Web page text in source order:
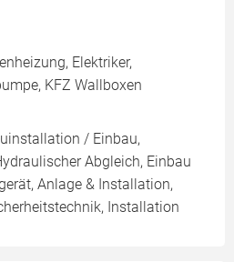
Elektriker,
KFZ Wallboxen
/ Einbau,
Abgleich, Einbau
Anlage & Installation,
Installation